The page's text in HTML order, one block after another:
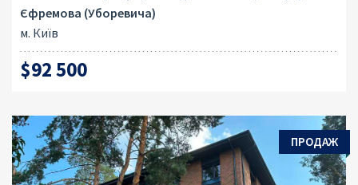
Єфремова (Уборевича)
м. Київ
$92 500
ПРОДАЖ